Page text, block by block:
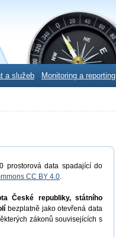
a služeb Monitoring a reporting
prostorová data spadající do
CC BY 4.0.
České republiky, státního
bezplatně jako otevřená data
zákonů souvisejících s